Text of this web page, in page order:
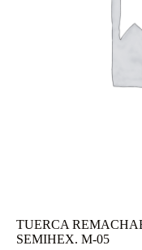
TUERCA
SEMIHEX. M-05